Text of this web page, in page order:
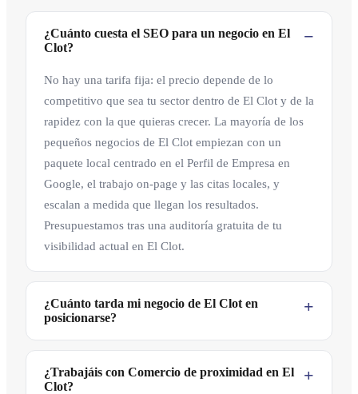
¿Cuánto cuesta el SEO para un negocio en El
Clot?
No hay una tarifa fija: el precio depende de lo
competitivo que sea tu sector dentro de El Clot y de la
rapidez con la que quieras crecer. La mayoría de los
pequeños negocios de El Clot empiezan con un
paquete local centrado en el Perfil de Empresa en
Google, el trabajo on-page y las citas locales, y
escalan a medida que llegan los resultados.
Presupuestamos tras una auditoría gratuita de tu
visibilidad actual en El Clot.
¿Cuánto tarda mi negocio de El Clot en
posicionarse?
¿Trabajáis con Comercio de proximidad en El
Clot?